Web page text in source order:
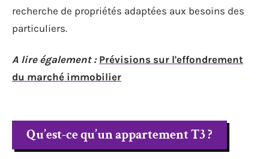
recherche de propriétés adaptées aux besoins des
particuliers.
A lire également : Prévisions sur l'effondrement
du marché immobilier
Qu’est-ce qu’un appartement T3 ?